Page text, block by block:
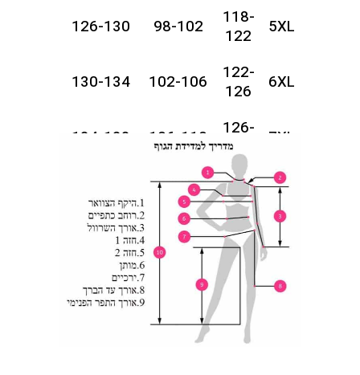
5XL
118-
122
98-102
126-130
6XL
122-
126
102-106
130-134
7XL
126-
130
106-110
134-138
8XL
130-
134
110-114
9XL
134-
138
114-118
146-150